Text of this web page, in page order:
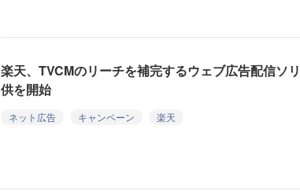
楽天、TVCMのリーチを補完するウェブ広告配信ソ
供を開始
ネット広告 キャンペーン
楽天